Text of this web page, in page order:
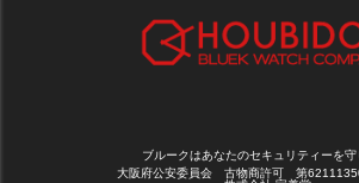
ブルークはあなたのセキュリティーを
大阪府公安委員会 古物商許可 第